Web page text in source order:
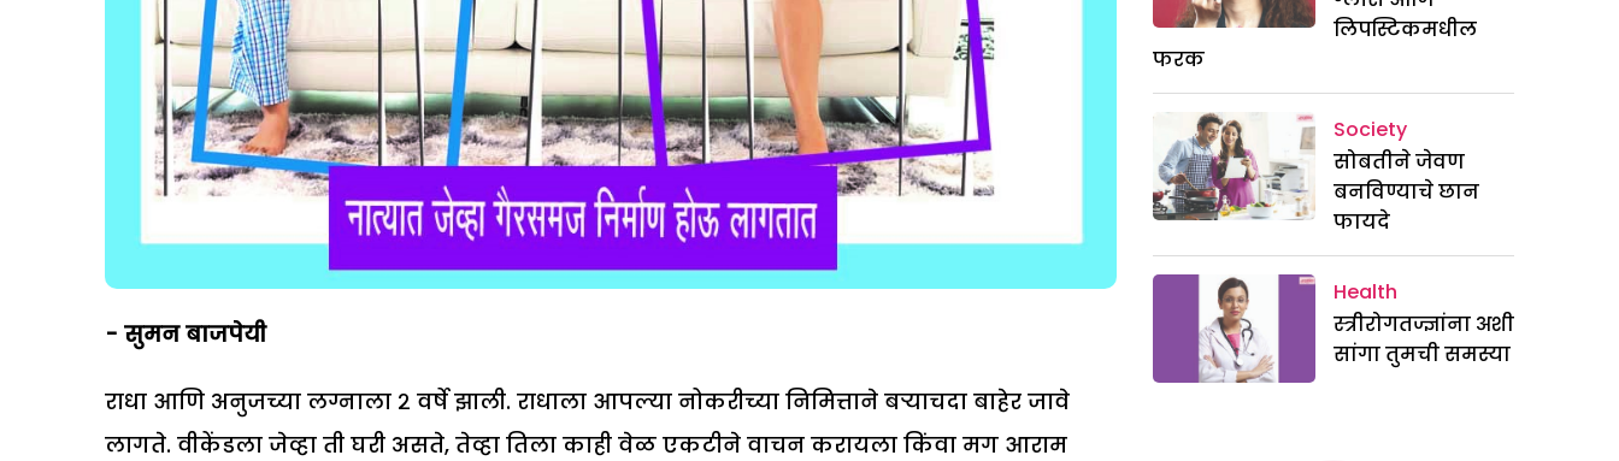
- सुमन बाजपेयी
राधा आणि अनुजच्या लग्नाला २ वर्षे झाली. राधाला आपल्या नोकरीच्या निमित्ताने बऱ्याचदा बाहेर जावे
लागते. वीकेंडला जेव्हा ती घरी असते, तेव्हा तिला काही वेळ एकटीने वाचन करायला किंवा मग आराम
लिपस्टिकमधील
फरक
Society
सोबतीने जेवण
बनविण्याचे छान
फायदे
Health
स्त्रीरोगतज्ज्ञांना अशी
सांगा तुमची समस्या